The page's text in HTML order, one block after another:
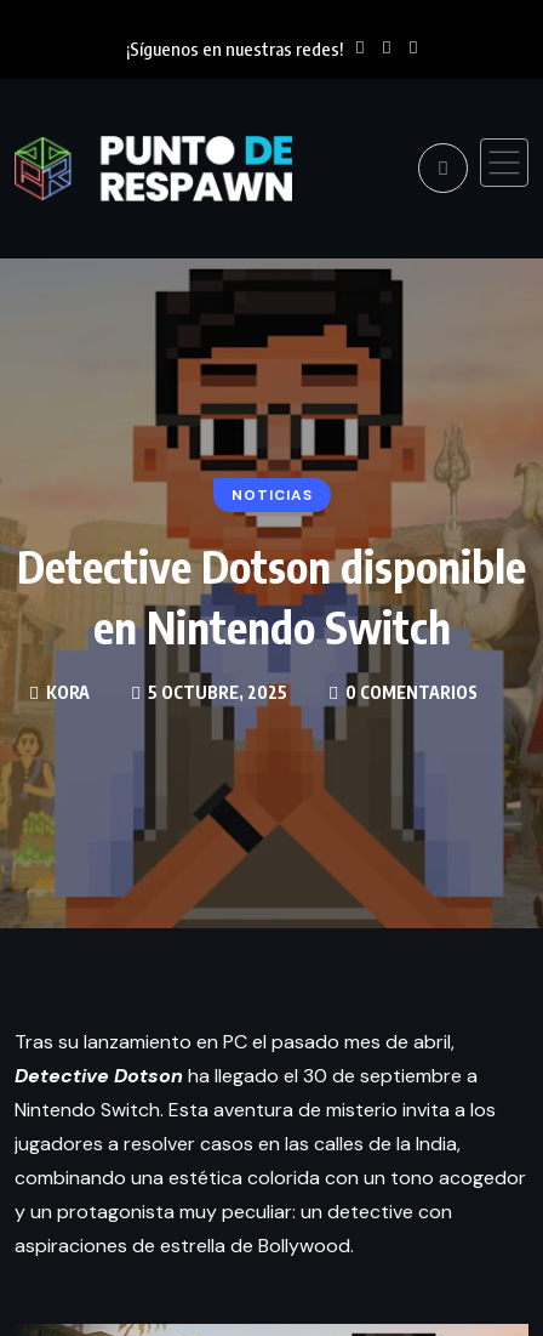
¡Síguenos en nuestras redes!
NOTICIAS
Detective Dotson disponible
en Nintendo Switch
KORA 5 OCTUBRE, 2025 0 COMENTARIOS
Tras su lanzamiento en PC el pasado mes de abril,
Detective Dotson ha llegado el 30 de septiembre a
Nintendo Switch. Esta aventura de misterio invita a los
jugadores a resolver casos en las calles de la India,
combinando una estética colorida con un tono acogedor
y un protagonista muy peculiar: un detective con
aspiraciones de estrella de Bollywood.